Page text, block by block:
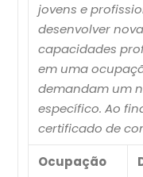
jovens e
desenvolver
capacidades
em uma
demandam um
específico. Ao
certificado de
Ocupação